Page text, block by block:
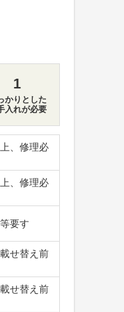
1
かりとした
入れが必要
、修理必
、修理必
要す
せ替え前
せ替え前